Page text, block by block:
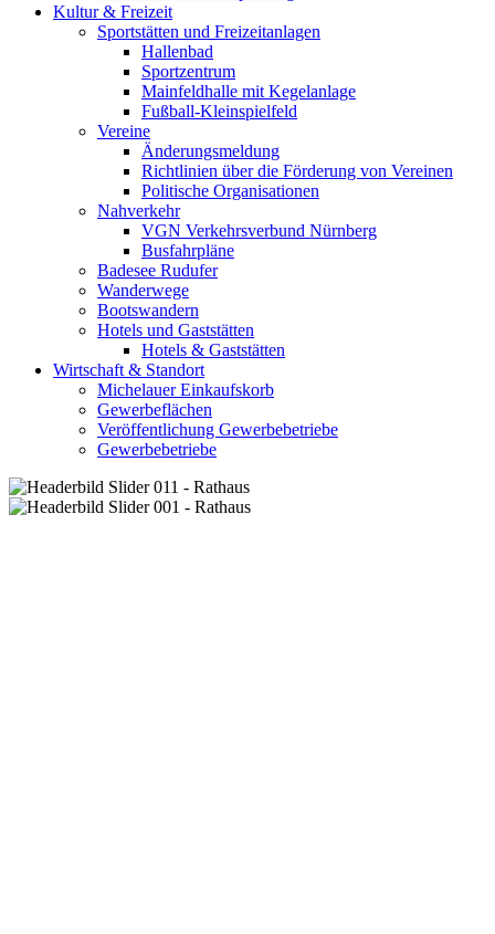
Kultur & Freizeit
Sportstätten und Freizeitanlagen
Hallenbad
Sportzentrum
Mainfeldhalle mit Kegelanlage
Fußball-Kleinspielfeld
Vereine
Änderungsmeldung
Richtlinien über die Förderung von Vereinen
Politische Organisationen
Nahverkehr
VGN Verkehrsverbund Nürnberg
Busfahrpläne
Badesee Rudufer
Wanderwege
Bootswandern
Hotels und Gaststätten
Hotels & Gaststätten
Wirtschaft & Standort
Michelauer Einkaufskorb
Gewerbeflächen
Veröffentlichung Gewerbebetriebe
Gewerbebetriebe